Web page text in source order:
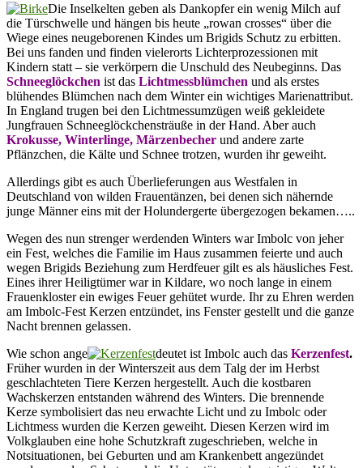
Die Inselkelten geben als Dankopfer ein wenig Milch auf
die Türschwelle und hängen bis heute „rowan crosses“ über die
Wiege eines neugeborenen Kindes um Brigids Schutz zu erbitten.
Bei uns fanden und finden vielerorts Lichterprozessionen mit
Kindern statt – sie verkörpern die Unschuld des Neubeginns. Das
Schneeglöckchen ist das Lichtmessblümchen und als erstes
blühendes Blümchen nach dem Winter ein wichtiges Marienattribut.
In England trugen bei den Lichtmessumzügen weiß gekleidete
Jungfrauen Schneeglöckchensträuße in der Hand. Aber auch
Krokusse, Winterlinge, Märzenbecher und andere zarte
Pflänzchen, die Kälte und Schnee trotzen, wurden ihr geweiht.
Allerdings gibt es auch Überlieferungen aus Westfalen in
Deutschland von wilden Frauentänzen, bei denen sich nähernde
junge Männer eins mit der Holundergerte übergezogen bekamen…..
Wegen des nun strenger werdenden Winters war Imbolc von jeher
ein Fest, welches die Familie im Haus zusammen feierte und auch
wegen Brigids Beziehung zum Herdfeuer gilt es als häusliches Fest.
Eines ihrer Heiligtümer war in Kildare, wo noch lange in einem
Frauenkloster ein ewiges Feuer gehütet wurde. Ihr zu Ehren werden
am Imbolc-Fest Kerzen entzündet, ins Fenster gestellt und die ganze
Nacht brennen gelassen.
Wie schon ange
deutet ist Imbolc auch das Kerzenfest.
Früher wurden in der Winterszeit aus dem Talg der im Herbst
geschlachteten Tiere Kerzen hergestellt. Auch die kostbaren
Wachskerzen entstanden während des Winters. Die brennende
Kerze symbolisiert das neu erwachte Licht und zu Imbolc oder
Lichtmess wurden die Kerzen geweiht. Diesen Kerzen wird im
Volkglauben eine hohe Schutzkraft zugeschrieben, welche in
Notsituationen, bei Geburten und am Krankenbett angezündet